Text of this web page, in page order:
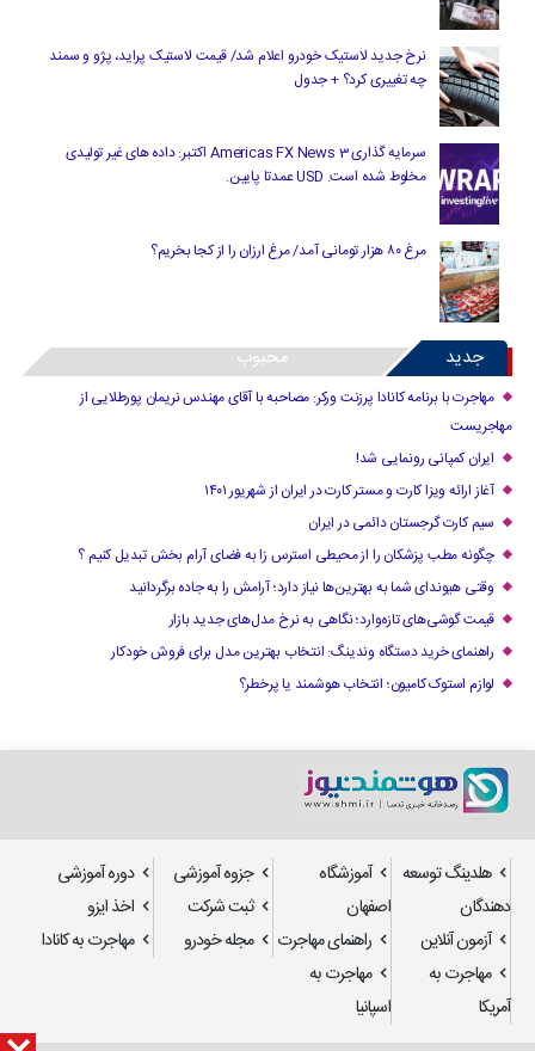
نرخ جدید لاستیک خودرو اعلام شد/ قیمت لاستیک پراید، پژو و سمند
چه تغییری کرد؟ + جدول
سرمایه گذاری Americas FX News 3 اکتبر: داده های غیر تولیدی
مخلوط شده است. USD عمدتا پایین.
مرغ ۸۰ هزار تومانی آمد/ مرغ ارزان را از کجا بخریم؟
جدید محبوب
مهاجرت با برنامه کانادا پرزنت ورکر: مصاحبه با آقای مهندس نریمان پورطلایی از
مهاجریست
ایران کمپانی رونمایی شد!
آغاز ارائه ویزا کارت و مستر کارت در ایران از شهریور ۱۴۰۱
سیم کارت گرجستان دائمی در ایران
چگونه مطب پزشکان را از محیطی استرس زا به فضای آرام بخش تبدیل کنیم ؟
وقتی هیوندای شما به بهترین‌ها نیاز دارد؛ آرامش را به جاده برگردانید
قیمت گوشی‌های تازه‌وارد؛ نگاهی به نرخ مدل‌های جدید بازار
راهنمای خرید دستگاه وندینگ: انتخاب بهترین مدل برای فروش خودکار
لوازم استوک کامیون؛ انتخاب هوشمند یا پرخطر؟
هلدینگ توسعه
دهندگان
آموزشگاه
اصفهان
جزوه آموزشی
دوره آموزشی
ثبت شرکت
اخذ ایزو
آزمون آنلاین
راهنمای مهاجرت مجله خودرو
مهاجرت به کانادا
مهاجرت به
آمریکا
مهاجرت به
اسپانیا